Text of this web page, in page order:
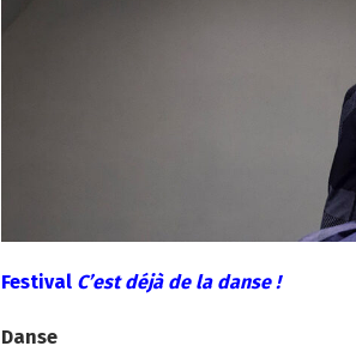
Festival C’est déjà de la danse !
Danse